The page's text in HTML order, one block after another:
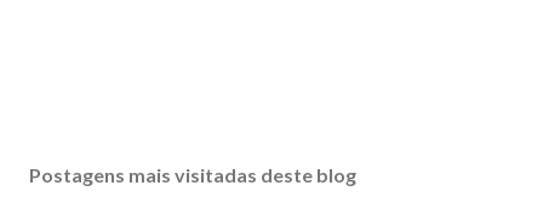
Postagens mais visitadas deste blog